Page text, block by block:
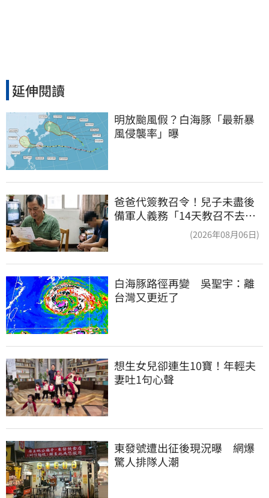
延伸閱讀
明放颱風假？白海豚「最新暴
風侵襲率」曝
爸爸代簽教召令！兒子未盡後
備軍人義務「14天教召不去」
(2026年08月06日)
白海豚路徑再變　吳聖宇：離
台灣又更近了
想生女兒卻連生10寶！年輕夫
妻吐1句心聲
東發號遭出征後現況曝　網爆
驚人排隊人潮